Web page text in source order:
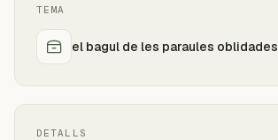
TEMA
el bagul de les paraules oblidades
DETALLS